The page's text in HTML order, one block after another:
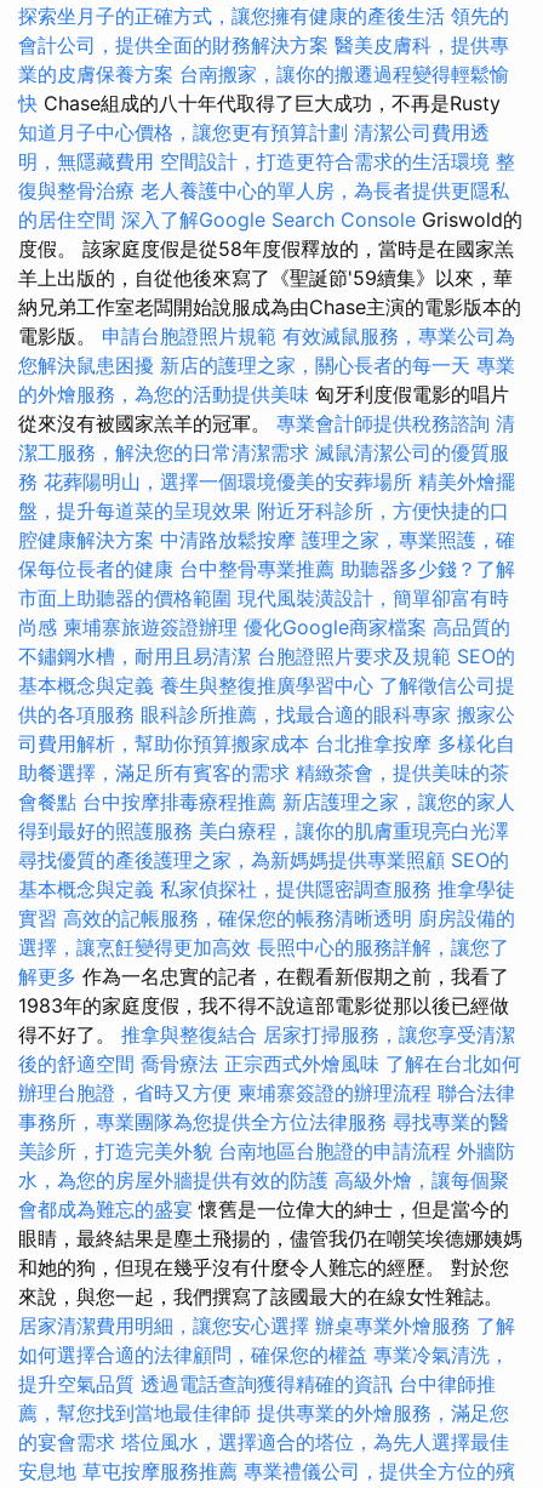
探索坐月子的正確方式，讓您擁有健康的產後生活 領先的
會計公司，提供全面的財務解決方案 醫美皮膚科，提供專
業的皮膚保養方案 台南搬家，讓你的搬遷過程變得輕鬆愉
快 Chase組成的八十年代取得了巨大成功，不再是Rusty
知道月子中心價格，讓您更有預算計劃 清潔公司費用透
明，無隱藏費用 空間設計，打造更符合需求的生活環境 整
復與整骨治療 老人養護中心的單人房，為長者提供更隱私
的居住空間 深入了解Google Search Console Griswold的
度假。 該家庭度假是從58年度假釋放的，當時是在國家羔
羊上出版的，自從他後來寫了《聖誕節'59續集》以來，華
納兄弟工作室老闆開始說服成為由Chase主演的電影版本的
電影版。 申請台胞證照片規範 有效滅鼠服務，專業公司為
您解決鼠患困擾 新店的護理之家，關心長者的每一天 專業
的外燴服務，為您的活動提供美味 匈牙利度假電影的唱片
從來沒有被國家羔羊的冠軍。 專業會計師提供稅務諮詢 清
潔工服務，解決您的日常清潔需求 滅鼠清潔公司的優質服
務 花葬陽明山，選擇一個環境優美的安葬場所 精美外燴擺
盤，提升每道菜的呈現效果 附近牙科診所，方便快捷的口
腔健康解決方案 中清路放鬆按摩 護理之家，專業照護，確
保每位長者的健康 台中整骨專業推薦 助聽器多少錢？了解
市面上助聽器的價格範圍 現代風裝潢設計，簡單卻富有時
尚感 柬埔寨旅遊簽證辦理 優化Google商家檔案 高品質的
不鏽鋼水槽，耐用且易清潔 台胞證照片要求及規範 SEO的
基本概念與定義 養生與整復推廣學習中心 了解徵信公司提
供的各項服務 眼科診所推薦，找最合適的眼科專家 搬家公
司費用解析，幫助你預算搬家成本 台北推拿按摩 多樣化自
助餐選擇，滿足所有賓客的需求 精緻茶會，提供美味的茶
會餐點 台中按摩排毒療程推薦 新店護理之家，讓您的家人
得到最好的照護服務 美白療程，讓你的肌膚重現亮白光澤
尋找優質的產後護理之家，為新媽媽提供專業照顧 SEO的
基本概念與定義 私家偵探社，提供隱密調查服務 推拿學徒
實習 高效的記帳服務，確保您的帳務清晰透明 廚房設備的
選擇，讓烹飪變得更加高效 長照中心的服務詳解，讓您了
解更多 作為一名忠實的記者，在觀看新假期之前，我看了
1983年的家庭度假，我不得不說這部電影從那以後已經做
得不好了。 推拿與整復結合 居家打掃服務，讓您享受清潔
後的舒適空間 喬骨療法 正宗西式外燴風味 了解在台北如何
辦理台胞證，省時又方便 柬埔寨簽證的辦理流程 聯合法律
事務所，專業團隊為您提供全方位法律服務 尋找專業的醫
美診所，打造完美外貌 台南地區台胞證的申請流程 外牆防
水，為您的房屋外牆提供有效的防護 高級外燴，讓每個聚
會都成為難忘的盛宴 懷舊是一位偉大的紳士，但是當今的
眼睛，最終結果是塵土飛揚的，儘管我仍在嘲笑埃德娜姨媽
和她的狗，但現在幾乎沒有什麼令人難忘的經歷。 對於您
來說，與您一起，我們撰寫了該國最大的在線女性雜誌。
居家清潔費用明細，讓您安心選擇 辦桌專業外燴服務 了解
如何選擇合適的法律顧問，確保您的權益 專業冷氣清洗，
提升空氣品質 透過電話查詢獲得精確的資訊 台中律師推
薦，幫您找到當地最佳律師 提供專業的外燴服務，滿足您
的宴會需求 塔位風水，選擇適合的塔位，為先人選擇最佳
安息地 草屯按摩服務推薦 專業禮儀公司，提供全方位的殯